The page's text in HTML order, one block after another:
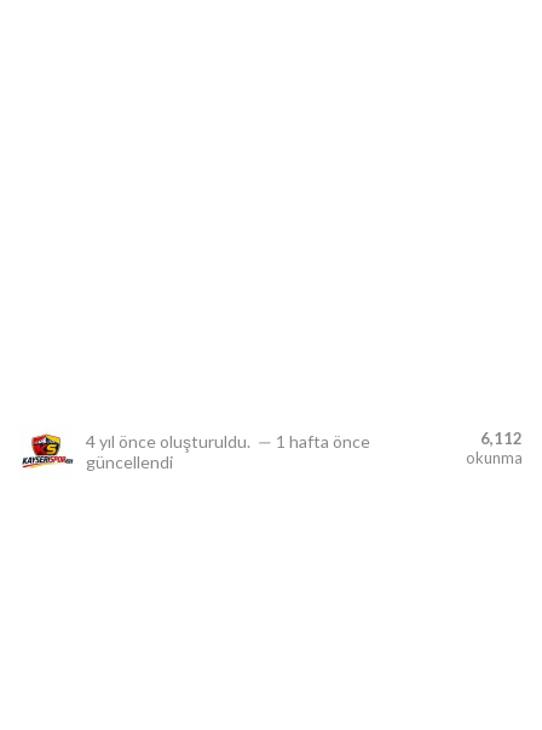
4 yıl önce oluşturuldu. — 1 hafta önce
güncellendi
6,112
okunma